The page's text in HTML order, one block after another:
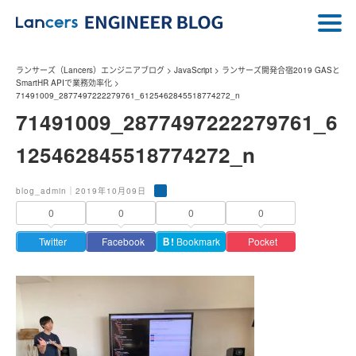
ランサーズ（Lancers）エンジニアブログ > JavaScript > ランサーズ開発合宿2019 GASと
SmartHR APIで業務効率化 >
71491009_2877497222279761_6125462845518774272_n
71491009_2877497222279761_6
125462845518774272_n
blog_admin｜2019年10月09日
0
Twitter
0
Facebook
0
Ｂ! Bookmark
0
Pocket